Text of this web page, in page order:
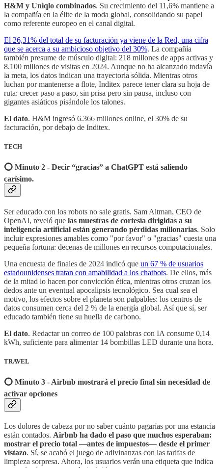
H&M y Uniqlo combinados. Su crecimiento del 11,6% mantiene a
la compañía en la élite de la moda global, consolidando su papel
como referente europeo en el canal digital.
El 26,31% del total de su facturación ya viene de la Red, una cifra
que se acerca a su ambicioso objetivo del 30%. La compañía
también presume de músculo digital: 218 millones de apps activas y
8.100 millones de visitas en 2024. Aunque no ha alcanzado todavía
la meta, los datos indican una trayectoria sólida. Mientras otros
luchan por mantenerse a flote, Inditex parece tener clara su hoja de
ruta: crecer paso a paso, sin prisa pero sin pausa, incluso con
gigantes asiáticos pisándole los talones.
El dato. H&M ingresó 6.366 millones online, el 30% de su
facturación, por debajo de Inditex.
TECH
⭕️ Minuto 2 - Decir “gracias” a ChatGPT está saliendo
carísimo.
Ser educado con los robots no sale gratis. Sam Altman, CEO de
OpenAI, reveló que las muestras de cortesía dirigidas a su
inteligencia artificial están generando pérdidas millonarias. Solo
incluir expresiones amables como "por favor" o "gracias" cuesta una
pequeña fortuna: decenas de millones en recursos computacionales.
Una encuesta de finales de 2024 indicó que un 67 % de usuarios
estadounidenses tratan con amabilidad a los chatbots. De ellos, más
de la mitad lo hacen por convicción ética, mientras otros cruzan los
dedos ante un eventual apocalipsis tecnológico. Sea cual sea el
motivo, los efectos sobre el planeta son palpables: los centros de
datos consumen cerca del 2 % de la energía global. Así que sí, ser
educado también tiene su huella de carbono.
El dato. Redactar un correo de 100 palabras con IA consume 0,14
kWh, suficiente para alimentar 14 bombillas LED durante una hora.
TRAVEL
⭕️ Minuto 3 - Airbnb mostrará el precio final sin necesidad de
activar opciones
Los dolores de cabeza por no saber cuánto pagarías por una estancia
están contados. Airbnb ha dado el paso que muchos esperaban:
mostrar el precio total —antes de impuestos— desde el primer
vistazo. Sí, se acabó el juego de adivinanzas con las tarifas de
limpieza sorpresa. Ahora, los usuarios verán una etiqueta que indica